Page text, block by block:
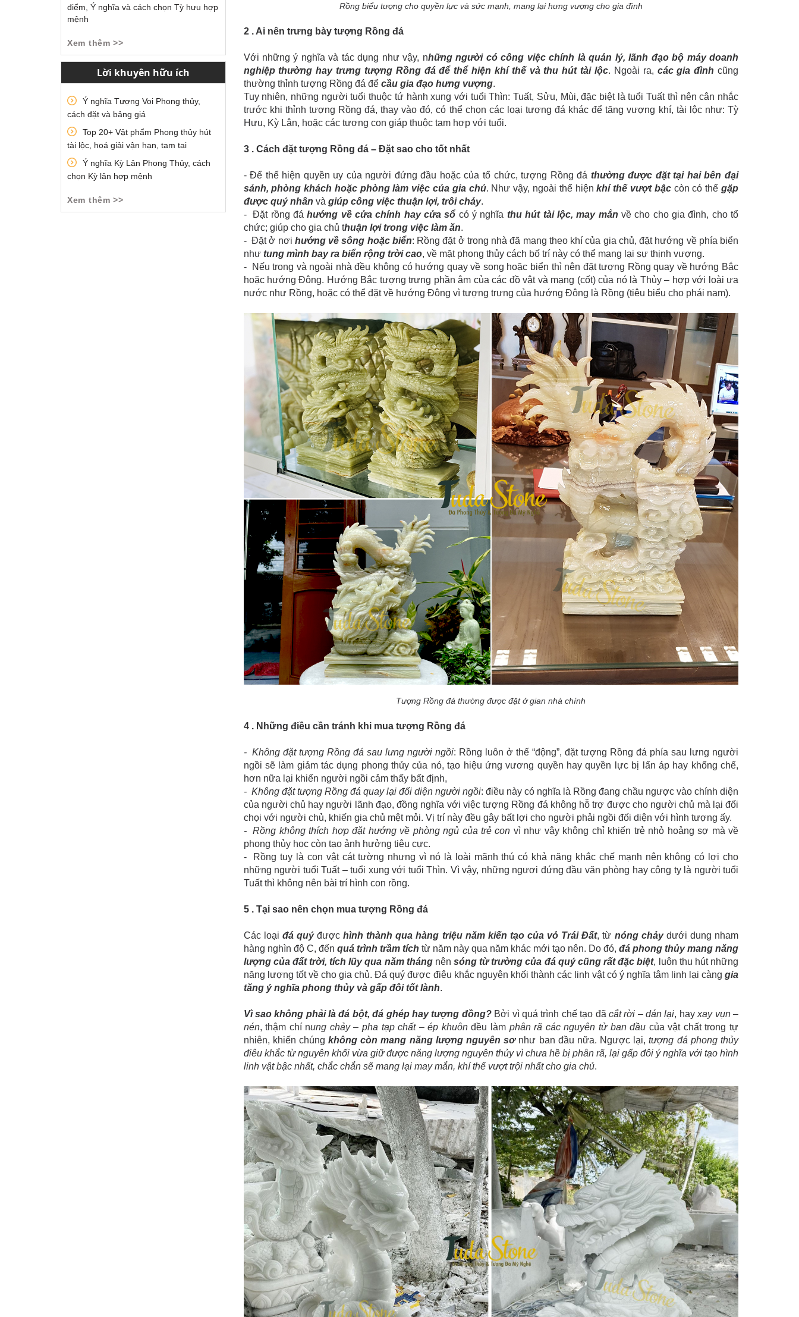
điểm, Ý nghĩa và cách chọn Tỳ hưu hợp
mệnh
Xem thêm >>
Lời khuyên hữu ích
Ý nghĩa Tượng Voi Phong thủy,
cách đặt và bảng giá
Top 20+ Vật phẩm Phong thủy hút
tài lộc, hoá giải vận hạn, tam tai
Ý nghĩa Kỳ Lân Phong Thủy, cách
chọn Kỳ lân hợp mệnh
Xem thêm >>
Rồng biểu tượng cho quyền lực và sức mạnh, mang lại hưng vượng cho gia đình
2 . Ai nên trưng bày tượng Rồng đá
Với những ý nghĩa và tác dụng như vậy, những người có công việc chính là quản lý, lãnh đạo bộ máy doanh
nghiệp thường hay trưng tượng Rồng đá để thể hiện khí thế và thu hút tài lộc. Ngoài ra, các gia đìnhcũng
thường thỉnh tượng Rồng đá để cầu gia đạo hưng vượng.
Tuy nhiên, những người tuổi thuộc tứ hành xung với tuổi Thìn: Tuất, Sửu, Mùi, đặc biệt là tuổi Tuất thì nên cân nhắc
trước khi thỉnh tượng Rồng đá, thay vào đó, có thể chọn các loại tượng đá khác để tăng vượng khí, tài lộc như: Tỳ
Hưu, Kỳ Lân, hoặc các tượng con giáp thuộc tam hợp với tuổi.
3 . Cách đặt tượng Rồng đá – Đặt sao cho tốt nhất
- Để thể hiện quyền uy của người đứng đầu hoặc của tổ chức, tượng Rồng đá thường được đặt tại hai bên đại
sảnh, phòng khách hoặc phòng làm việc của gia chủ. Như vậy, ngoài thể hiệnkhí thế vượt bậccòn có thểgặp
được quý nhân và giúp công việc thuận lợi, trôi chảy.
- Đặt rồng đáhướng về cửa chính hay cửa sổ có ý nghĩa thu hút tài lộc, may mắn về cho cho gia đình, cho tổ
chức; giúp cho gia chủ thuận lợi trong việc làm ăn.
- Đặt ở nơi hướng về sông hoặc biển: Rồng đặt ở trong nhà đã mang theo khí của gia chủ, đặt hướng về phía biển
như tung mình bay ra biển rộng trời cao, về mặt phong thủy cách bố trí này có thể mang lại sự thịnh vượng.
- Nếu trong và ngoài nhà đều không có hướng quay về song hoặc biển thì nên đặt tượng Rồng quay về hướng Bắc
hoặc hướng Đông. Hướng Bắc tượng trưng phần âm của các đồ vật và mạng (cốt) của nó là Thủy – hợp với loài ưa
nước như Rồng, hoặc có thể đặt về hướng Đông vì tượng trưng của hướng Đông là Rồng (tiêu biểu cho phái nam).
Tượng Rồng đá thường được đặt ở gian nhà chính
4 . Những điều cần tránh khi mua tượng Rồng đá
- Không đặt tượng Rồng đá sau lưng người ngồi: Rồng luôn ở thế “động”, đặt tượng Rồng đá phía sau lưng người
ngồi sẽ làm giảm tác dụng phong thủy của nó, tạo hiệu ứng vương quyền hay quyền lực bị lấn áp hay khống chế,
hơn nữa lại khiến người ngồi cảm thấy bất định,
- Không đặt tượng Rồng đá quay lại đối diện người ngồi: điều này có nghĩa là Rồng đang chầu ngược vào chính diện
của người chủ hay người lãnh đạo, đồng nghĩa với việc tượng Rồng đá không hỗ trợ được cho người chủ mà lại đối
chọi với người chủ, khiến gia chủ mệt mỏi. Vị trí này đều gây bất lợi cho người phải ngồi đối diện với hình tượng ấy.
- Rồng không thích hợp đặt hướng về phòng ngủ của trẻ con vì như vậy không chỉ khiến trẻ nhỏ hoảng sợ mà về
phong thủy học còn tạo ảnh hưởng tiêu cực.
- Rồng tuy là con vật cát tường nhưng vì nó là loài mãnh thú có khả năng khắc chế mạnh nên không có lợi cho
những người tuổi Tuất – tuổi xung với tuổi Thìn. Vì vậy, những ngươi đứng đầu văn phòng hay công ty là người tuổi
Tuất thì không nên bài trí hình con rồng.
5 . Tại sao nên chọn mua tượng Rồng đá
Các loại đá quýđượchình thành qua hàng triệu năm kiến tạo của vỏ Trái Đất, từ nóng chảydưới dung nham
hàng nghìn độ C, đến quá trình trầm tích từ năm này qua năm khác mới tạo nên. Do đó, đá phong thủy mang năng
lượng của đất trời, tích lũy qua năm thángnênsóng từ trường của đá quý cũng rất đặc biệt, luôn thu hút những
năng lượng tốt về cho gia chủ. Đá quý được điêu khắc nguyên khối thành các linh vật có ý nghĩa tâm linh lại càng gia
tăng ý nghĩa phong thủy và gấp đôi tốt lành.
Vì sao không phải là đá bột, đá ghép hay tượng đồng?Bởi vì quá trình chế tạo đã cắt rời – dán lại, hayxay vụn –
nén, thậm chí nung chảy – pha tạp chất – ép khuônđều làm phân rã các nguyên tử ban đầu của vật chất trong tự
nhiên, khiến chúngkhông còn mang năng lượng nguyên sơ như ban đầu nữa. Ngược lại,tượng đá phong thủy
điêu khắc từ nguyên khối vừa giữ được năng lượng nguyên thủy vì chưa hề bị phân rã, lại gấp đôi ý nghĩa với tạo hình
linh vật bậc nhất, chắc chắn sẽ mang lại may mắn, khí thế vượt trội nhất cho gia chủ.